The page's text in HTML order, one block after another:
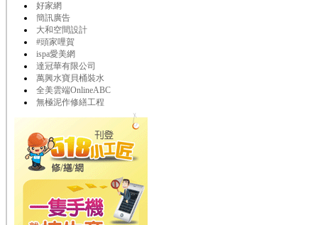
好家網
簡訊廣告
大和空間設計
#頭家哩賀
ispa愛美網
達冠華有限公司
萬興水寶貝桶裝水
全美雲端OnlineABC
無極泥作修繕工程